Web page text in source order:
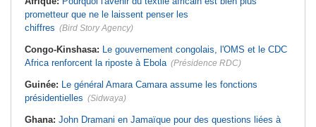
président en Jamaïque
prometteur que ne le laissent penser les
chiffres (Bird Story Agency)
Congo-Kinshasa: Le gouvernement congolais, l'OMS et le CDC
Africa renforcent la riposte à Ebola (Présidence RDC)
Guinée: Le général Amara Camara assume les fonctions
présidentielles (Sidwaya)
Ghana: John Dramani en Jamaïque pour des questions liées à